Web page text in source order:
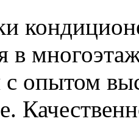
в
опытом